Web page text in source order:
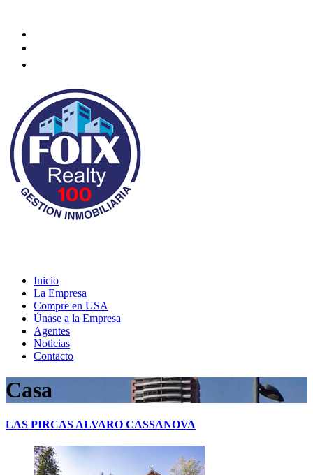
Inicio
La Empresa
Compre en USA
Únase a la Empresa
Agentes
Noticias
Contacto
Casa
LAS PIRCAS ALVARO CASSANOVA